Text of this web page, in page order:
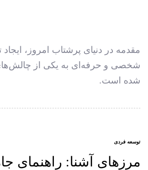
مقدمه در دنیای پرشتاب امروز، ایجاد
شخصی و حرفه‌ای به یکی از
شده است.
توسعه فردی
مرزهای آشنا: راهنمای